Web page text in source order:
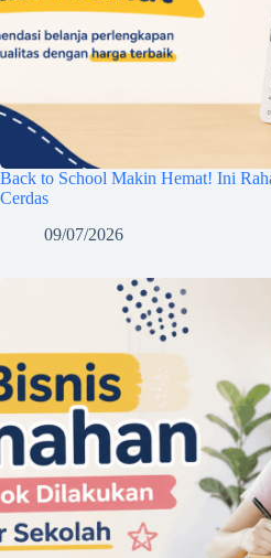
Back to School Makin Hemat! Ini
Cerdas
09/07/2026